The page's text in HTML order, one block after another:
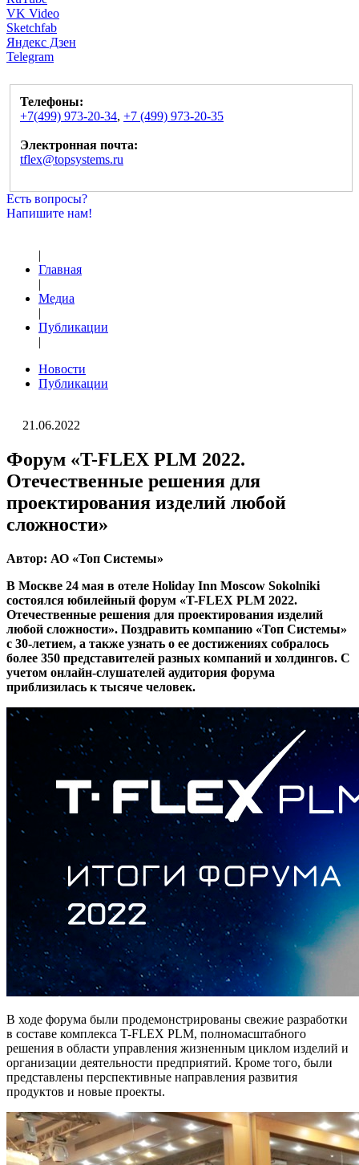
VK Video
Sketchfab
Яндекс Дзен
Telegram
Телефоны:
+7(499) 973-20-34, +7 (499) 973-20-35
Электронная почта:
tflex@topsystems.ru
Есть вопросы?
Напишите нам!
|
Главная
|
Медиа
|
Публикации
|
Новости
Публикации
21.06.2022
Форум «T-FLEX PLM 2022.
Отечественные решения для
проектирования изделий любой
сложности»
Автор: АО «Топ Системы»
В Москве 24 мая в отеле Holiday Inn Moscow Sokolniki
состоялся юбилейный форум «T-FLEX PLM 2022.
Отечественные решения для проектирования изделий
любой сложности». Поздравить компанию «Топ Системы»
с 30-летием, а также узнать о ее достижениях собралось
более 350 представителей разных компаний и холдингов. С
учетом онлайн-слушателей аудитория форума
приблизилась к тысяче человек.
В ходе форума были продемонстрированы свежие разработки
в составе комплекса T-FLEX PLM, полномасштабного
решения в области управления жизненным циклом изделий и
организации деятельности предприятий. Кроме того, были
представлены перспективные направления развития
продуктов и новые проекты.